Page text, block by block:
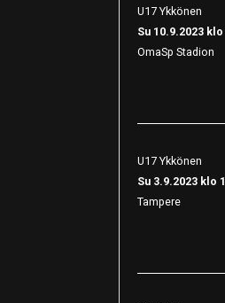
U17 Ykkönen
Su 10.9.2023
OmaSp Stadion
U17 Ykkönen
Su 3.9.2023 klo
Tampere